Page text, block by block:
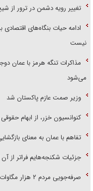
تغییر رویه دشمن در ترور از
ادامه حیات بنگاه‌های
نیست
مذاکرات تنگه هرمز با عمان
می‌شود
وزیر صمت عازم پاکستان شد
کنوانسیون خزر، از ابهام حقوقی
تفاهم با عمان به معنای
جزئیات شکنجه‌هایم فراتر از
صرفه‌جویی مردم ۲ هزار مگاوات برق تولید کرد